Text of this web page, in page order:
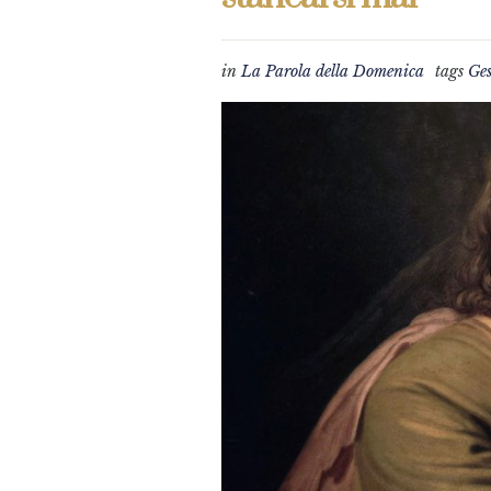
inLa Parola della Domenica tags